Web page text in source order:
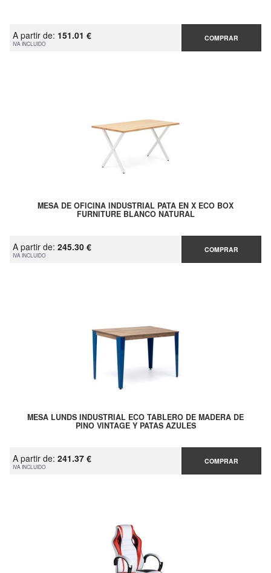
A partir de: 151.01 €
IVA INCLUIDO
COMPRAR
MESA DE OFICINA INDUSTRIAL PATA EN X ECO BOX
FURNITURE BLANCO NATURAL
A partir de: 245.30 €
IVA INCLUIDO
COMPRAR
MESA LUNDS INDUSTRIAL ECO TABLERO DE MADERA DE
PINO VINTAGE Y PATAS AZULES
A partir de: 241.37 €
IVA INCLUIDO
COMPRAR